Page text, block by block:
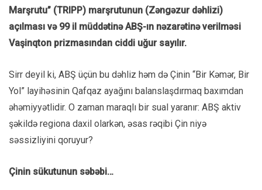
Marşrutu” (TRIPP) marşrutunun (Zəngəzur dəhlizi)
açılması və 99 il müddətinə ABŞ-ın nəzarətinə verilməsi
Vaşinqton prizmasından ciddi uğur sayılır.
Sirr deyil ki, ABŞ üçün bu dəhliz həm də Çinin “Bir Kəmər, Bir
Yol” layihəsinin Qafqaz ayağını balanslaşdırmaq baxımdan
əhəmiyyətlidir. O zaman maraqlı bir sual yaranır: ABŞ aktiv
şəkildə regiona daxil olarkən, əsas rəqibi Çin niyə
səssizliyini qoruyur?
Çinin sükutunun səbəbi…